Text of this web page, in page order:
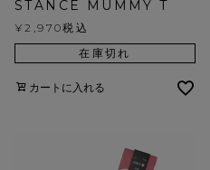
STANCE MUMMY T
¥ 2,970税込
在庫切れ
カートに入れる